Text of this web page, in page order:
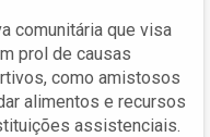
comunitária que visa
prol de causas
como amistosos
alimentos e recursos
assistenciais.